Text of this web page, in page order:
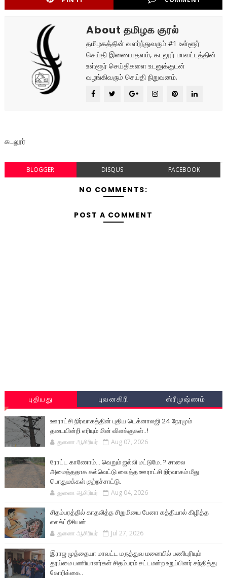
About தமிழக குரல்
தமிழகத்தின் வளர்ந்துவரும் #1 உள்ளூர்
செய்தி இணையதளம், கடலூர் மாவட்டத்தின்
உள்ளூர் செய்திகளை உடனுக்குடன்
வழங்கிவரும் செய்தி நிறுவனம்.
கடலூர்
BLOGGER DISQUS FACEBOOK
NO COMMENTS:
POST A COMMENT
புதியது புவனகிரி ஸ்ரீமுஷ்ணம்
ஊராட்சி நிர்வாகத்தின் புதிய டெக்னாலஜி 24 நேரமும்
தடையின்றி எரியும் மின் விளக்குகள்..!
துணை ஆசிரியர் Aug 07, 2026
ரோட்ட காணோம்... வெறும் ஜல்லி மட்டுமே..? சாலை
அமைத்ததாக கல்வெட்டு வைத்த ஊராட்சி நிர்வாகம் மீது
பொதுமக்கள் குற்றச்சாட்டு.
துணை ஆசிரியர் Aug 04, 2026
சிதம்பரத்தில் காதலித்த சிறுமியை பேனா கத்தியால் கிழித்த
எலக்ட்ரீசியன்.
துணை ஆசிரியர் Jul 27, 2026
இராஜ முத்தையா மாவட்ட மருத்துவ மனையில் பணிபுரியும்
தூய்மை பணியாளர்கள் சிதம்பரம் சட்டமன்ற உறுப்பினர் சந்தித்து
கோரிக்கை..